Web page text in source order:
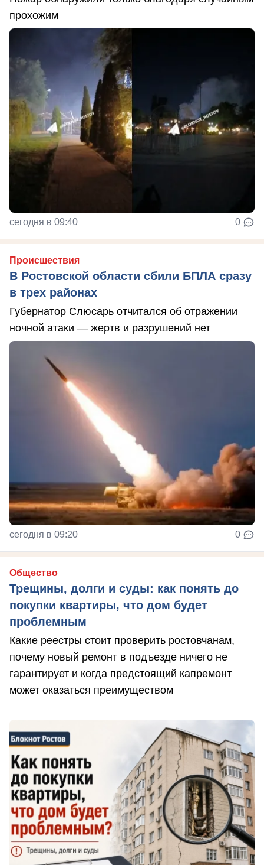
прохожим
сегодня в 09:40 0
Происшествия
В Ростовской области сбили БПЛА сразу
в трех районах
Губернатор Слюсарь отчитался об отражении
ночной атаки — жертв и разрушений нет
сегодня в 09:20 0
Общество
Трещины, долги и суды: как понять до
покупки квартиры, что дом будет
проблемным
Какие реестры стоит проверить ростовчанам,
почему новый ремонт в подъезде ничего не
гарантирует и когда предстоящий капремонт
может оказаться преимуществом